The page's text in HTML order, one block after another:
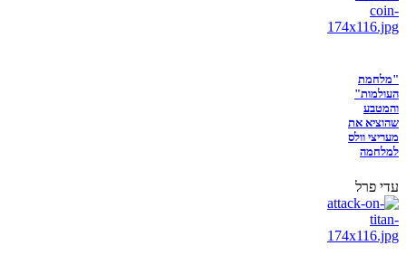
"מלחמת
העולמות"
והמטבע
שהוציא את
מעריצי וולס
למלחמה
עדי פרל